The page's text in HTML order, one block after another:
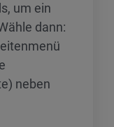
um ein
dann:
neben